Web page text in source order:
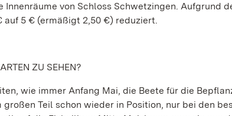
Innenräume von Schloss Schwetzingen. Aufgrund
5 € (ermäßigt 2,50 €) reduziert.
ZU SEHEN?
wie immer Anfang Mai, die Beete für die
großen Teil schon wieder in Position, nur bei den